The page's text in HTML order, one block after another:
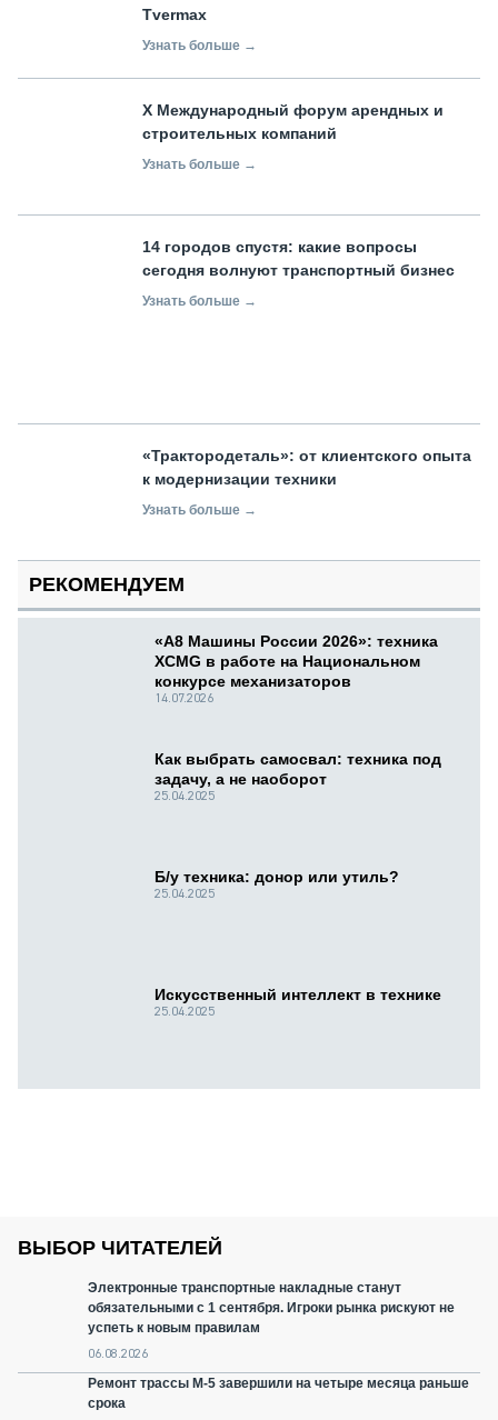
Tvermax
Узнать больше →
X Международный форум арендных и
строительных компаний
Узнать больше →
14 городов спустя: какие вопросы
сегодня волнуют транспортный бизнес
Узнать больше →
«Трактородеталь»: от клиентского опыта
к модернизации техники
Узнать больше →
РЕКОМЕНДУЕМ
«А8 Машины России 2026»: техника
XCMG в работе на Национальном
конкурсе механизаторов
14.07.2026
Как выбрать самосвал: техника под
задачу, а не наоборот
25.04.2025
Б/у техника: донор или утиль?
25.04.2025
Искусственный интеллект в технике
25.04.2025
ВЫБОР ЧИТАТЕЛЕЙ
Электронные транспортные накладные станут
обязательными с 1 сентября. Игроки рынка рискуют не
успеть к новым правилам
06.08.2026
Ремонт трассы М-5 завершили на четыре месяца раньше
срока